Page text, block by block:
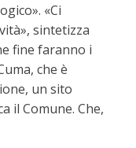
«Ci
sintetizza
fine faranno i
che è
un sito
il Comune. Che,